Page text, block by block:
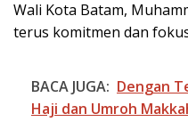
Wali Kota Batam,
terus komitmen dan
BACA JUGA: Dengan
Haji dan Umroh